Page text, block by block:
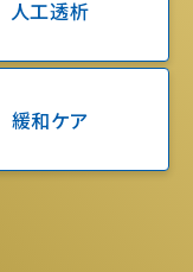
人工透析
緩和ケア